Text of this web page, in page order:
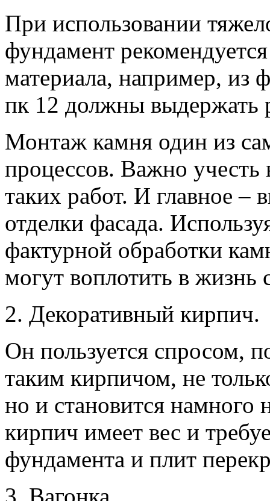
При использовании
фундамент
материала, например, из
пк 12 должны выдержать
Монтаж камня один из
процессов. Важно учесть
таких работ. И главное –
отделки фасада.
фактурной обработки
могут воплотить в
2. Декоративный кирпич.
Он пользуется спросом,
таким кирпичом, не
но и становится намного
кирпич имеет вес и
фундамента и плит
3. Вагонка.